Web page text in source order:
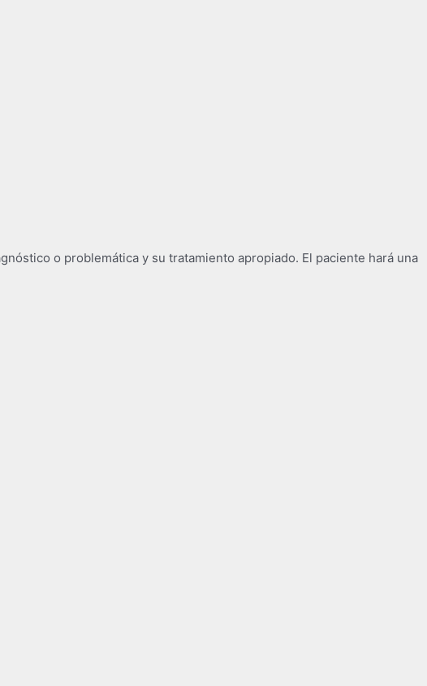
o problemática y su tratamiento apropiado. El paciente hará una